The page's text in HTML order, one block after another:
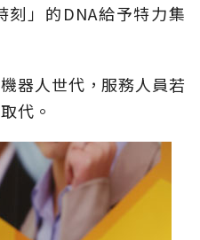
」的DNA給予特力集
器人世代，服務人員若
代。